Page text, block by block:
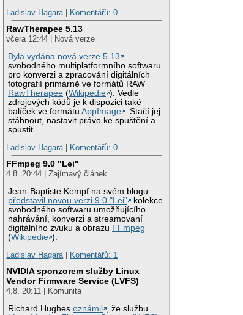
Ladislav Hagara| Komentářů: 0
RawTherapee 5.13
včera 12:44 | Nová verze
Byla vydána nová verze 5.13
svobodného multiplatformního softwaru
pro konverzi a zpracování digitálních
fotografií primárně ve formátů RAW
RawTherapee (Wikipedie ). Vedle
zdrojových kódů je k dispozici také
balíček ve formátuAppImage
. Stačí jej
stáhnout, nastavit právo ke spuštění a
spustit.
Ladislav Hagara| Komentářů: 0
FFmpeg 9.0 "Lei"
4.8. 20:44 | Zajímavý článek
Jean-Baptiste Kempf na svém blogu
představil novou verzi 9.0 "Lei"
kolekce
svobodného softwaru umožňujícího
nahrávání, konverzi a streamovaní
digitálního zvuku a obrazu FFmpeg
(Wikipedie ).
Ladislav Hagara| Komentářů: 1
NVIDIA sponzorem služby Linux
Vendor Firmware Service (LVFS)
4.8. 20:11 | Komunita
Richard Hughesoznámil
, že službu